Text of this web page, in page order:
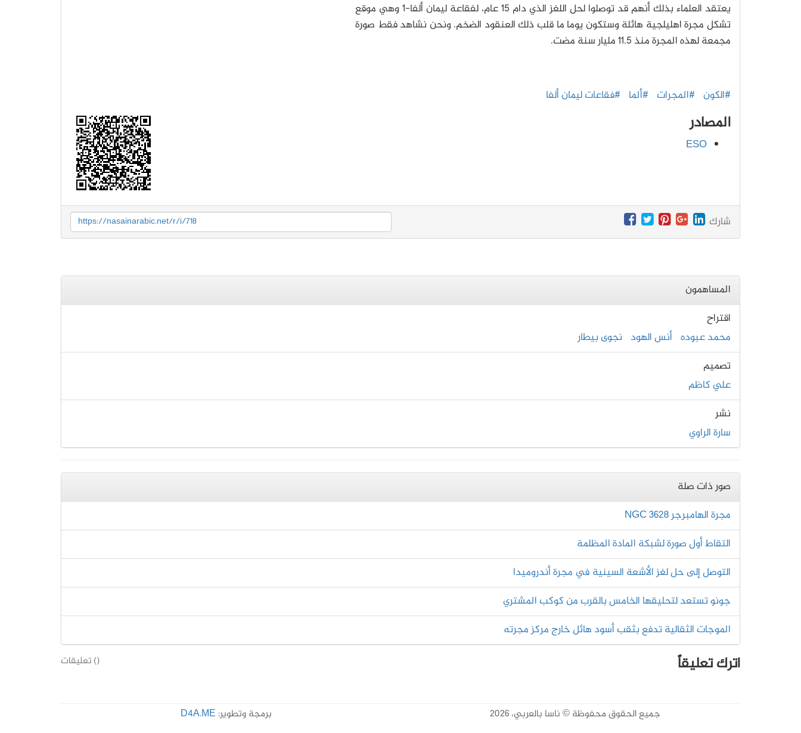
يعتقد العلماء بذلك أنهم قد توصلوا لحل اللغز الذي دام 15 عام، لفقاعة ليمان ألفا-1 وهي موقع
تشكل مجرة اهليلجية هائلة وستكون يوما ما قلب ذلك العنقود الضخم. ونحن نشاهد فقط صورة
مجمعة لهذه المجرة منذ 11.5 مليار سنة مضت.
#الكون #المجرات #ألما #فقاعات ليمان ألفا
المصادر
ESO
شارك https://nasainarabic.net/r/i/718
المساهمون
اقتراح
محمد عبوده أنس الهود نجوى بيطار
تصميم
علي كاظم
نشر
سارة الراوي
صور ذات صلة
مجرة الهامبرجر NGC 3628
التقاط أول صورة لشبكة المادة المظلمة
التوصل إلى حل لغز الأشعة السينية في مجرة أندروميدا
جونو تستعد لتحليقها الخامس بالقرب من كوكب المشتري
الموجات الثقالية تدفع بثقب أسود هائل خارج مركز مجرته
اترك تعليقاً () تعليقات
جميع الحقوق محفوظة © ناسا بالعربي، 2026 برمجة وتطوير: D4A.ME